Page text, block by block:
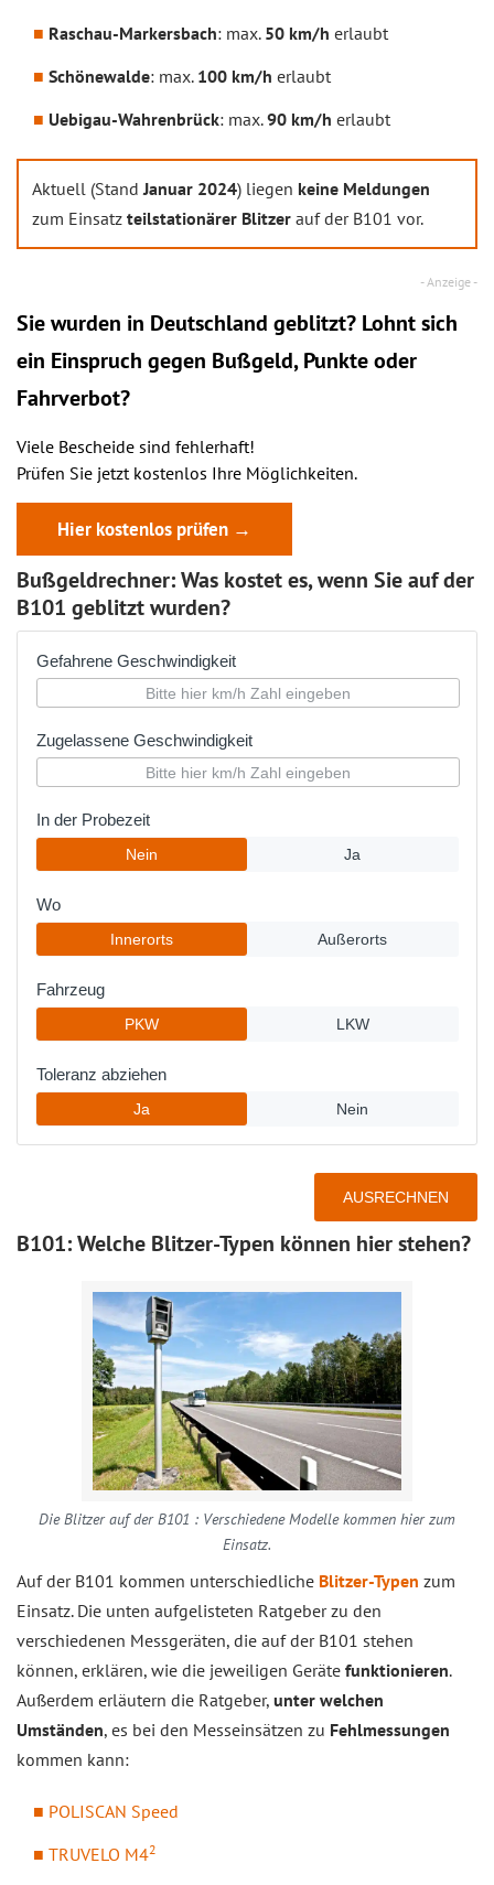
Raschau-Markersbach: max. 50 km/h erlaubt
Schönewalde: max. 100 km/h erlaubt
Uebigau-Wahrenbrück: max.90 km/h erlaubt
Aktuell (StandJanuar 2024) liegen keine Meldungen
zum Einsatz teilstationärer Blitzer auf der B101 vor.
Sie wurden in Deutschland geblitzt? Lohnt sich
ein Einspruch gegen Bußgeld, Punkte oder
Fahrverbot?
Viele Bescheide sind fehlerhaft!
Prüfen Sie jetzt kostenlos Ihre Möglichkeiten.
Hier kostenlos prüfen →
Bußgeldrechner: Was kostet es, wenn Sie auf der
B101 geblitzt wurden?
B101: Welche Blitzer-Typen können hier stehen?
Die Blitzer auf der B101 : Verschiedene Modelle kommen hier zum
Einsatz.
Auf der B101 kommen unterschiedliche Blitzer-Typen zum
Einsatz. Die unten aufgelisteten Ratgeber zu den
verschiedenen Messgeräten, die auf der B101 stehen
können, erklären, wie die jeweiligen Geräte funktionieren.
Außerdem erläutern die Ratgeber, unter welchen
Umständen, es bei den Messeinsätzen zu Fehlmessungen
kommen kann:
POLISCAN Speed
TRUVELO M42